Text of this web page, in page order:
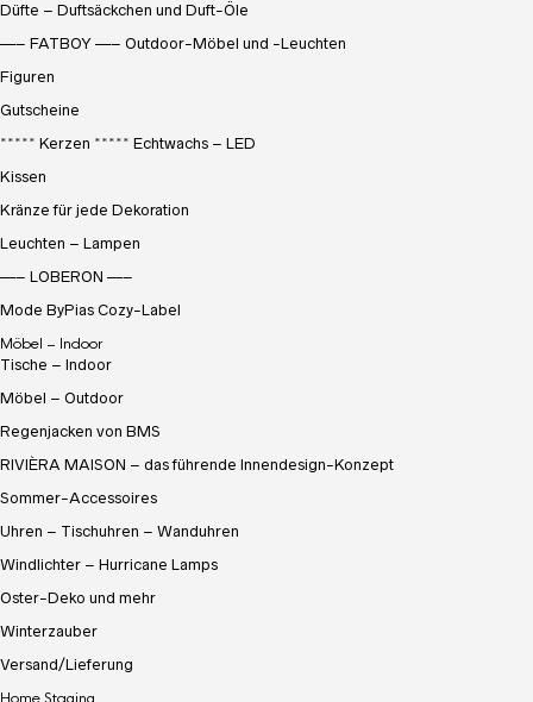
Düfte – Duftsäckchen und Duft-Öle
—– FATBOY —– Outdoor-Möbel und -Leuchten
Figuren
Gutscheine
***** Kerzen ***** Echtwachs – LED
Kissen
Kränze für jede Dekoration
Leuchten – Lampen
—– LOBERON —–
Mode ByPias Cozy-Label
Möbel – Indoor
Tische – Indoor
Möbel – Outdoor
Regenjacken von BMS
RIVIÈRA MAISON – das führende Innendesign-Konzept
Sommer-Accessoires
Uhren – Tischuhren – Wanduhren
Windlichter – Hurricane Lamps
Oster-Deko und mehr
Winterzauber
Versand/Lieferung